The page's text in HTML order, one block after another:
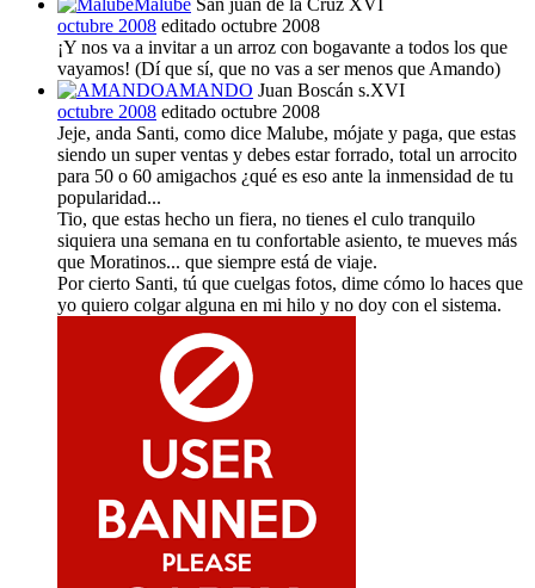
Malube San juan de la Cruz XVI
octubre 2008 editado octubre 2008
¡Y nos va a invitar a un arroz con bogavante a todos los que
vayamos! (Dí que sí, que no vas a ser menos que Amando)
AMANDO Juan Boscán s.XVI
octubre 2008 editado octubre 2008
Jeje, anda Santi, como dice Malube, mójate y paga, que estas
siendo un super ventas y debes estar forrado, total un arrocito
para 50 o 60 amigachos ¿qué es eso ante la inmensidad de tu
popularidad...
Tio, que estas hecho un fiera, no tienes el culo tranquilo
siquiera una semana en tu confortable asiento, te mueves más
que Moratinos... que siempre está de viaje.
Por cierto Santi, tú que cuelgas fotos, dime cómo lo haces que
yo quiero colgar alguna en mi hilo y no doy con el sistema.